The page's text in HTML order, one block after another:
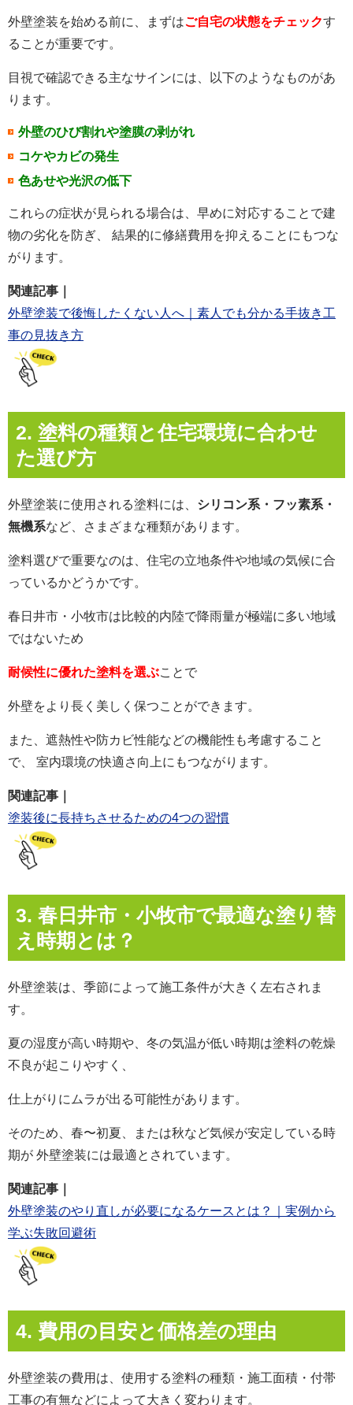
外壁塗装を始める前に、まずはご自宅の状態をチェックす
ることが重要です。
目視で確認できる主なサインには、以下のようなものがあ
ります。
外壁のひび割れや塗膜の剥がれ
コケやカビの発生
色あせや光沢の低下
これらの症状が見られる場合は、早めに対応することで建
物の劣化を防ぎ、 結果的に修繕費用を抑えることにもつな
がります。
関連記事｜
外壁塗装で後悔したくない人へ｜素人でも分かる手抜き工
事の見抜き方
2. 塗料の種類と住宅環境に合わせ
た選び方
外壁塗装に使用される塗料には、 シリコン系・フッ素系・
無機系など、さまざまな種類があります。
塗料選びで重要なのは、住宅の立地条件や地域の気候に合
っているかどうかです。
春日井市・小牧市は比較的内陸で降雨量が極端に多い地域
ではないため
耐候性に優れた塗料を選ぶことで
外壁をより長く美しく保つことができます。
また、遮熱性や防カビ性能などの機能性も考慮すること
で、 室内環境の快適さ向上にもつながります。
関連記事｜
塗装後に長持ちさせるための4つの習慣
3. 春日井市・小牧市で最適な塗り替
え時期とは？
外壁塗装は、季節によって施工条件が大きく左右されま
す。
夏の湿度が高い時期や、冬の気温が低い時期は塗料の乾燥
不良が起こりやすく、
仕上がりにムラが出る可能性があります。
そのため、春〜初夏、または秋など気候が安定している時
期が 外壁塗装には最適とされています。
関連記事｜
外壁塗装のやり直しが必要になるケースとは？｜実例から
学ぶ失敗回避術
4. 費用の目安と価格差の理由
外壁塗装の費用は、使用する塗料の種類・施工面積・付帯
工事の有無などによって大きく変わります。